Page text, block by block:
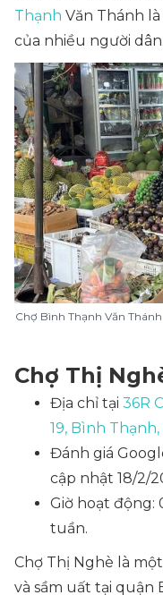
Thạnh Văn Thánh
của nhiều người dân.
Chợ Bình Thạnh Văn
Chợ Thị
Địa chỉ tại 36R
19, Bình
Đánh giá
cập nhật 18/2/
Giờ hoạt động:
tuần.
Chợ Thị Nghè là
và sầm uất tại quận